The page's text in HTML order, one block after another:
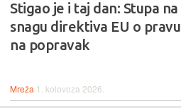
Stigao je i taj dan: Stupa na
snagu direktiva EU o pravu
na popravak
Mreža 1. kolovoza 2026.